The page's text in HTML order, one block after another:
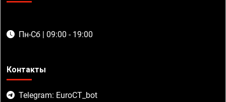
Пн-Сб | 09:00 - 19:00
Контакты
Telegram: EuroCT_bot